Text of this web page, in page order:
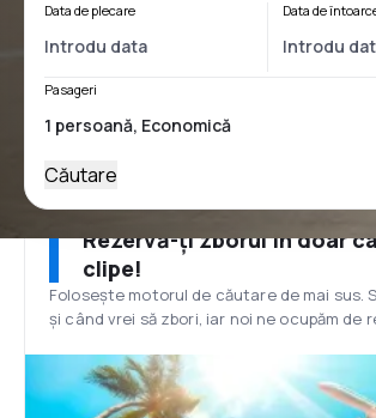
Data de plecare Data de
Pasageri
Căutare
Rezervă-ți zborul în doar
clipe!
Folosește motorul de căutare de mai sus.
și când vrei să zbori, iar noi ne ocupăm de